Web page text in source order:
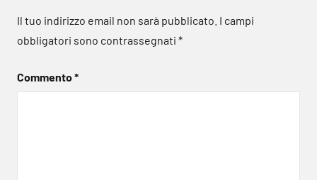
Il tuo indirizzo email non sarà pubblicato. I campi
obbligatori sono contrassegnati *
Commento*